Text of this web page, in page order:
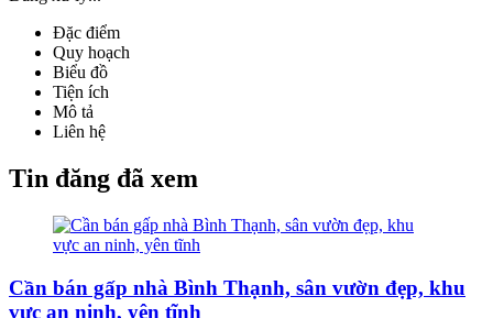
Đặc điểm
Quy hoạch
Biểu đồ
Tiện ích
Mô tả
Liên hệ
Tin đăng đã xem
Cần bán gấp nhà Bình Thạnh, sân vườn đẹp, khu
vực an ninh, yên tĩnh